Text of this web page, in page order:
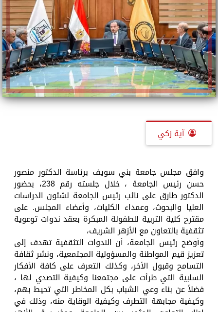
آية زكي
وافق مجلس جامعة بني سويف برئاسة الدكتور منصور
حسن رئيس الجامعة ، خلال جلسته رقم 238، بحضور
الدكتور طارق على نائب رئيس الجامعة لشئون الدراسات
العليا والبحوث، وعمداء الكليات، وأعضاء المجلس. على
مقترح كلية التربية للطفولة المبكرة بعقد ندوات توعوية
تثقفية بالتعاون مع الأزهر الشريف،
وأوضح رئيس الجامعة، أن الندوات التثقفية تهدف إلى
تعزيز قيم المواطنة والمسؤولية المجتمعية، ونشر ثقافة
التسامح وقبول الأخر، وكذلك التعرف على كافة الأفكار
السلبية التي طرأت على مجتمعنا وكيفية التصدي لها ،
فضلاً عن بناء وعي الشباب بكل المخاطر التي تحيط بهم،
وكيفية مجابهة التطرف وكيفية الوقاية منه، وذلك في